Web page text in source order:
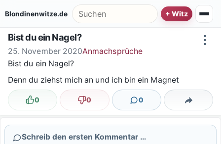
Blondinenwitze.de Suche nach:
⋮
Bist du ein Nagel?
25. November 2020Anmachsprüche
Bist du ein Nagel?
Denn du ziehst mich an und ich bin ein Magnet
Lustig
0 Nicht lustig
0 0
Kommentare Teilen
Schreib den ersten Kommentar …